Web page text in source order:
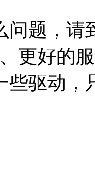
问题，请
更好的
些驱动，